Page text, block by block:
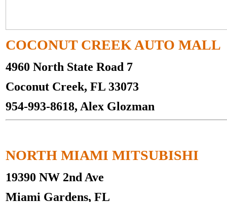
COCONUT CREEK AUTO MALL
4960 North State Road 7
Coconut Creek, FL 33073
954-993-8618, Alex Glozman
NORTH MIAMI MITSUBISHI
19390 NW 2nd Ave
Miami Gardens, FL